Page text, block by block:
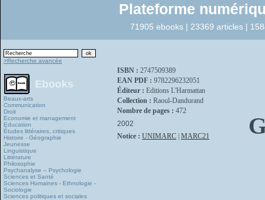
Plateforme
71905 ebooks | 23369 articles |
>Recherche avancée
Ebooks
Beaux-arts
Communication
Droit
Economie et management
Education
Études littéraires, critiques
Histoire - Géographie
Jeunesse
Linguistique
Littérature
Philosophie
Psychanalyse – Psychologie
Sciences et Santé
Sciences Humaines - Ethnologie -
Sociologie
Sciences politiques et sociales
ISBN : 2747509389
EAN PDF : 9782296232051
Éditeur : Editions L'Harmattan
Collection : Raoul-Dandurand
Nombre de pages : 472
2002
Notice : UNIMARC MARC21